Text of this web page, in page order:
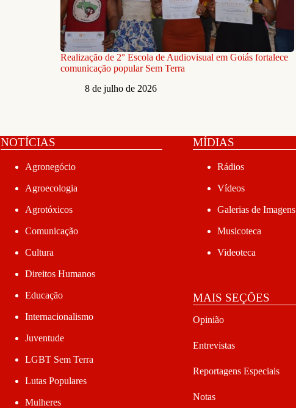
Realização de 2° Escola de Audiovisual em Goiás fortalece
comunicação popular Sem Terra
8 de julho de 2026
NOTÍCIAS
Agronegócio
Agroecologia
Agrotóxicos
Comunicação
Cultura
Direitos Humanos
Educação
Internacionalismo
Juventude
LGBT Sem Terra
Lutas Populares
Mulheres
MÍDIAS
Rádios
Vídeos
Galerias de Imagens
Musicoteca
Videoteca
MAIS SEÇÕES
Opinião
Entrevistas
Reportagens Especiais
Notas